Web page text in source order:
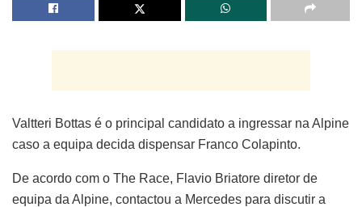
Valtteri Bottas é o principal candidato a ingressar na Alpine
caso a equipa decida dispensar Franco Colapinto.
De acordo com o The Race, Flavio Briatore diretor de
equipa da Alpine, contactou a Mercedes para discutir a